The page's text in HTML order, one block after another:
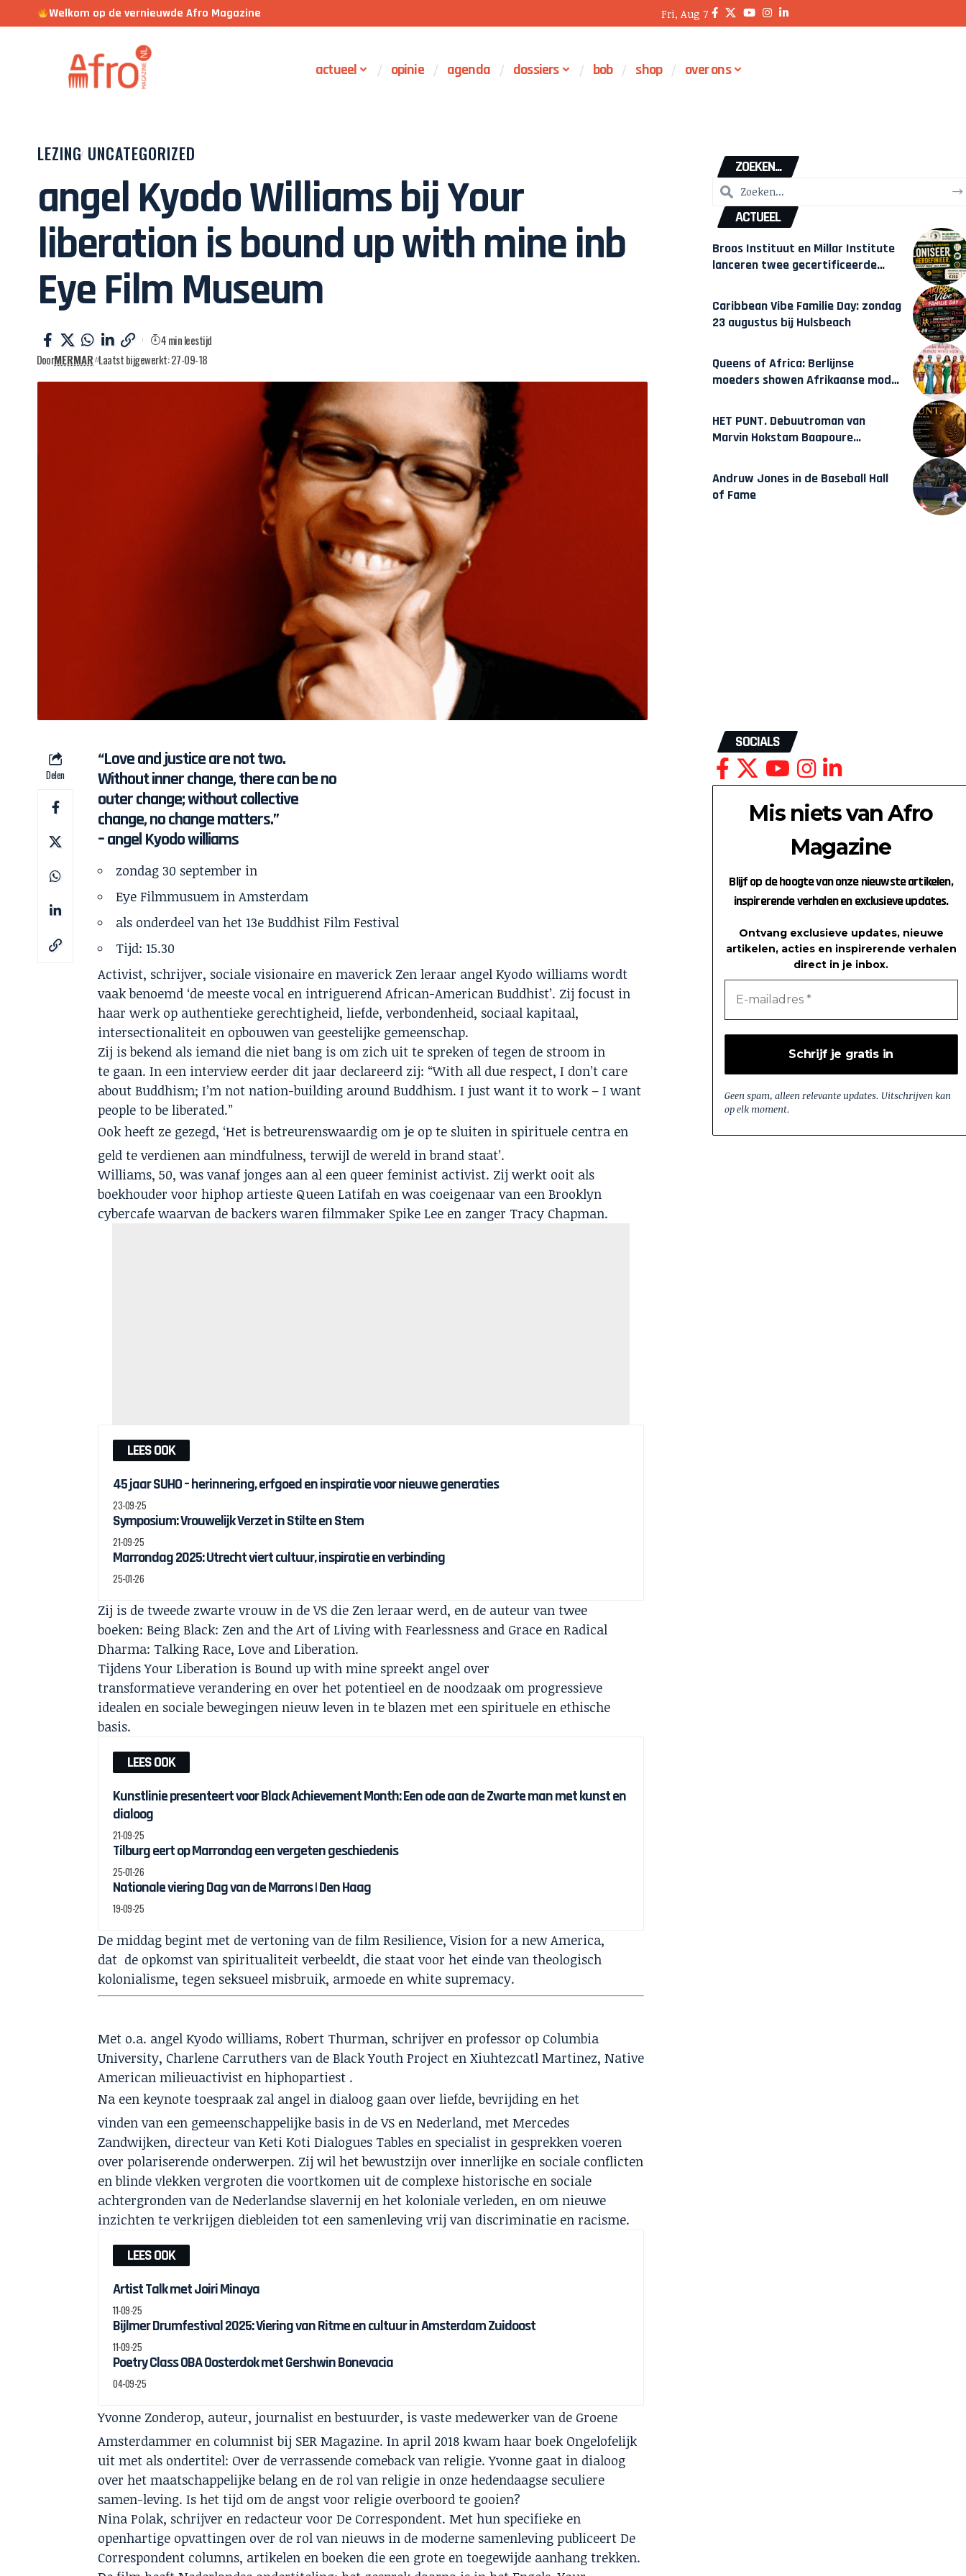
Welkom op de vernieuwde Afro Magazine Fri, Aug 7
actueel opinie agenda dossiers bob shop over ons
LEZING UNCATEGORIZED
angel Kyodo Williams bij Your
liberation is bound up with mine inb
Eye Film Museum
DoorMERMAR Laatst bijgewerkt: 27-09-18
4 min leestijd
Delen
“Love and justice are not two.
Without inner change, there can be no
outer change; without collective
change, no change matters.”
– angel Kyodo williams
zondag 30 september in
Eye Filmmusuem in Amsterdam
als onderdeel van het 13e Buddhist Film Festival
Tijd: 15.30
Activist, schrijver, sociale visionaire en maverick Zen leraar angel Kyodo williams wordt
vaak benoemd ‘de meeste vocal en intriguerend African-American Buddhist’. Zij focust in
haar werk op authentieke gerechtigheid, liefde, verbondenheid, sociaal kapitaal,
intersectionaliteit en opbouwen van geestelijke gemeenschap.
Zij is bekend als iemand die niet bang is om zich uit te spreken of tegen de stroom in
te gaan. In een interview eerder dit jaar declareerd zij: “With all due respect, I don’t care
about Buddhism; I’m not nation-building around Buddhism. I just want it to work – I want
people to be liberated.”
Ook heeft ze gezegd, ‘Het is betreurenswaardig om je op te sluiten in spirituele centra en
geld te verdienen aan mindfulness, terwijl de wereld in brand staat’.
Williams, 50, was vanaf jonges aan al een queer feminist activist. Zij werkt ooit als
boekhouder voor hiphop artieste Queen Latifah en was coeigenaar van een Brooklyn
cybercafe waarvan de backers waren filmmaker Spike Lee en zanger Tracy Chapman.
LEES OOK
45 jaar SUHO – herinnering, erfgoed en inspiratie voor nieuwe generaties
23-09-25
Symposium: Vrouwelijk Verzet in Stilte en Stem
21-09-25
Marrondag 2025: Utrecht viert cultuur, inspiratie en verbinding
25-01-26
Zij is de tweede zwarte vrouw in de VS die Zen leraar werd, en de auteur van twee
boeken: Being Black: Zen and the Art of Living with Fearlessness and Grace en Radical
Dharma: Talking Race, Love and Liberation.
Tijdens Your Liberation is Bound up with mine spreekt angel over
transformatieve verandering en over het potentieel en de noodzaak om progressieve
idealen en sociale bewegingen nieuw leven in te blazen met een spirituele en ethische
basis.
LEES OOK
Kunstlinie presenteert voor Black Achievement Month: Een ode aan de Zwarte man met kunst en
dialoog
21-09-25
Tilburg eert op Marrondag een vergeten geschiedenis
25-01-26
Nationale viering Dag van de Marrons | Den Haag
19-09-25
De middag begint met de vertoning van de film Resilience, Vision for a new America,
dat de opkomst van spiritualiteit verbeeldt, die staat voor het einde van theologisch
kolonialisme, tegen seksueel misbruik, armoede en white supremacy.
Met o.a. angel Kyodo williams, Robert Thurman, schrijver en professor op Columbia
University, Charlene Carruthers van de Black Youth Project en Xiuhtezcatl Martinez, Native
American milieuactivist en hiphopartiest .
Na een keynote toespraak zal angel in dialoog gaan over liefde, bevrijding en het
vinden van een gemeenschappelijke basis in de VS en Nederland, met Mercedes
Zandwijken, directeur van Keti Koti Dialogues Tables en specialist in gesprekken voeren
over polariserende onderwerpen. Zij wil het bewustzijn over innerlijke en sociale conflicten
en blinde vlekken vergroten die voortkomen uit de complexe historische en sociale
achtergronden van de Nederlandse slavernij en het koloniale verleden, en om nieuwe
inzichten te verkrijgen diebleiden tot een samenleving vrij van discriminatie en racisme.
LEES OOK
Artist Talk met Joiri Minaya
11-09-25
Bijlmer Drumfestival 2025: Viering van Ritme en cultuur in Amsterdam Zuidoost
11-09-25
Poetry Class OBA Oosterdok met Gershwin Bonevacia
04-09-25
Yvonne Zonderop, auteur, journalist en bestuurder, is vaste medewerker van de Groene
Amsterdammer en columnist bij SER Magazine. In april 2018 kwam haar boek Ongelofelijk
uit met als ondertitel: Over de verrassende comeback van religie. Yvonne gaat in dialoog
over het maatschappelijke belang en de rol van religie in onze hedendaagse seculiere
samen-leving. Is het tijd om de angst voor religie overboord te gooien?
Nina Polak, schrijver en redacteur voor De Correspondent. Met hun specifieke en
openhartige opvattingen over de rol van nieuws in de moderne samenleving publiceert De
Correspondent columns, artikelen en boeken die een grote en toegewijde aanhang trekken.
ZOEKEN...
ACTUEEL
Broos Instituut en Millar Institute
lanceren twee gecertificeerde
Amsterdam
Caribbean Vibe Familie Day: zondag
23 augustus bij Hulsbeach
Queens of Africa: Berlijnse
moeders showen Afrikaanse mode
HET PUNT. Debuutroman van
Marvin Hokstam Baapoure
Andruw Jones in de Baseball Hall
of Fame
SOCIALS
Mis niets van Afro
Magazine
Blijf op de hoogte van onze nieuwste artikelen,
inspirerende verhalen en exclusieve updates.
Ontvang exclusieve updates, nieuwe
artikelen, acties en inspirerende verhalen
direct in je inbox.
Geen spam, alleen relevante updates. Uitschrijven kan
op elk moment.